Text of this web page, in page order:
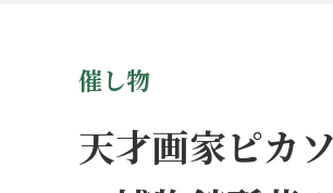
催し物
天才画家ピカ